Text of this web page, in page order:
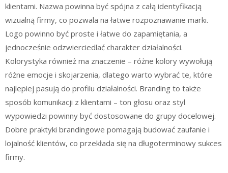
klientami. Nazwa powinna być spójna z całą identyfikacją
wizualną firmy, co pozwala na łatwe rozpoznawanie marki.
Logo powinno być proste i łatwe do zapamiętania, a
jednocześnie odzwierciedlać charakter działalności.
Kolorystyka również ma znaczenie – różne kolory wywołują
różne emocje i skojarzenia, dlatego warto wybrać te, które
najlepiej pasują do profilu działalności. Branding to także
sposób komunikacji z klientami – ton głosu oraz styl
wypowiedzi powinny być dostosowane do grupy docelowej.
Dobre praktyki brandingowe pomagają budować zaufanie i
lojalność klientów, co przekłada się na długoterminowy sukces
firmy.